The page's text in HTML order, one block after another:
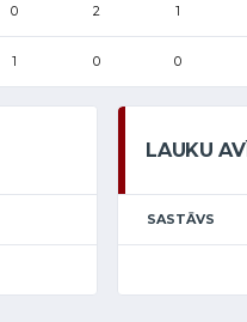
0 2 1
1 0 0
LAUKU
SASTĀVS